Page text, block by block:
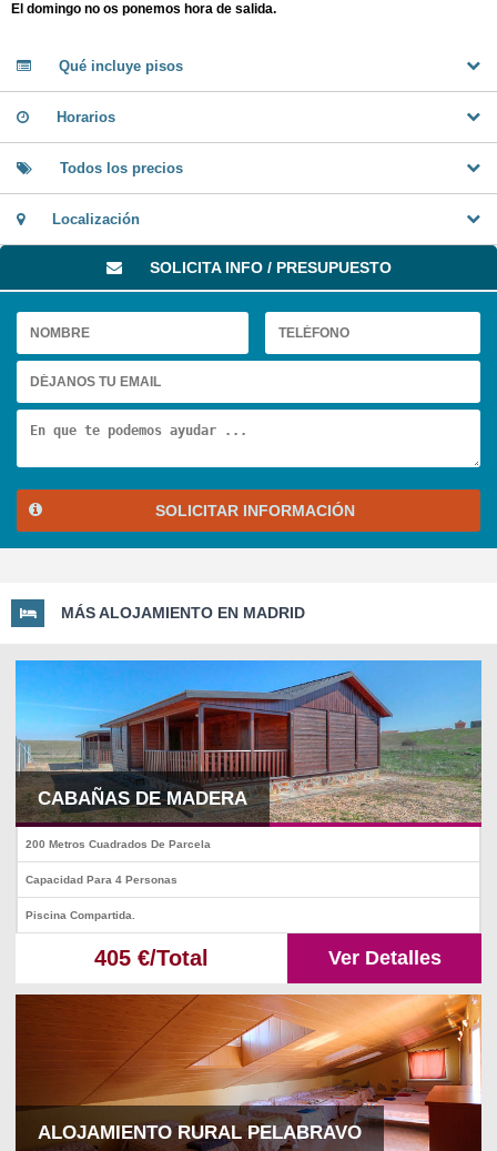
El domingo no os ponemos hora de salida.
Qué incluye pisos
Horarios
Todos los precios
Localización
SOLICITA INFO / PRESUPUESTO
SOLICITAR INFORMACIÓN
MÁS ALOJAMIENTO EN MADRID
CABAÑAS DE MADERA
200 Metros Cuadrados De Parcela
Capacidad Para 4 Personas
Piscina Compartida.
405 €/Total Ver Detalles
ALOJAMIENTO RURAL PELABRAVO